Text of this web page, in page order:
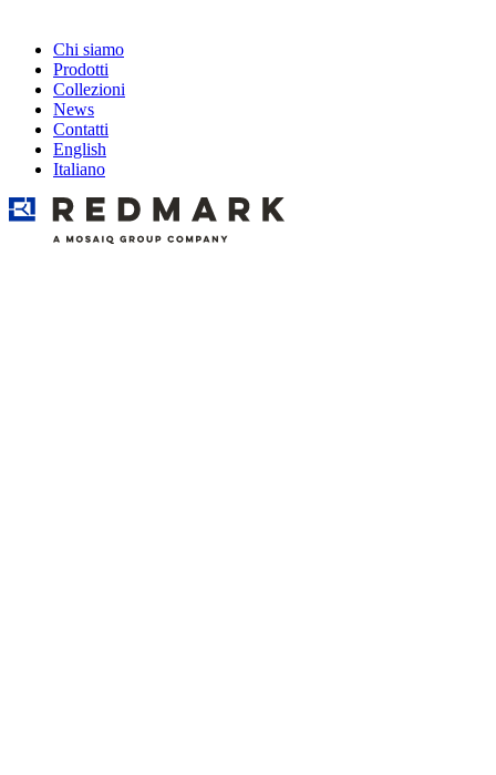
Chi siamo
Prodotti
Collezioni
News
Contatti
English
Italiano